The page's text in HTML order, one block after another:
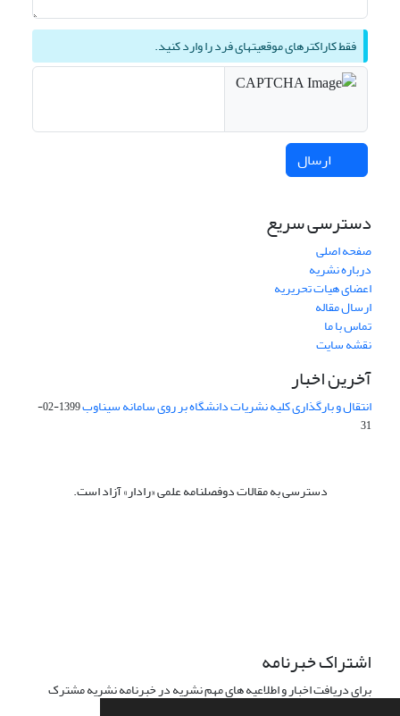
فقط کاراکترهای موقعیتهای فرد را وارد کنید.
ارسال
دسترسی سریع
صفحه اصلی
درباره نشریه
اعضای هیات تحریریه
ارسال مقاله
تماس با ما
نقشه سایت
آخرین اخبار
انتقال و بارگذاری کلیه نشریات دانشگاه بر روی سامانه سیناوب
1399-02-
31
دسترسی به مقالات دوفصلنامه علمی «رادار» آزاد است.
اشتراک خبرنامه
برای دریافت اخبار و اطلاعیه های مهم نشریه در خبرنامه نشریه مشترک